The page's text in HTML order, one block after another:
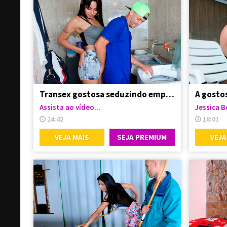
Transex gostosa seduzindo empregado
Assista ao vídeo...
24:42
VEJA MAIS SEJA PREMIUM
Jessica
18:01